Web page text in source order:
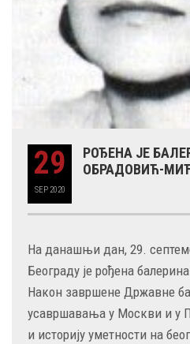
29
SEP 2020
РОЂЕНА ЈЕ
ОБРАДОВИЋ-
На данашњи дан, 29.
Београду је рођена
Након завршене Државне
усавршавања у Москви и у
и историју уметности на